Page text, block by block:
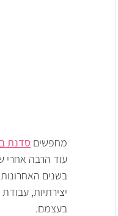
מחפשים סדנת
עוד הרבה אחרי
בשנים
יצירתיות,
בעצמם.